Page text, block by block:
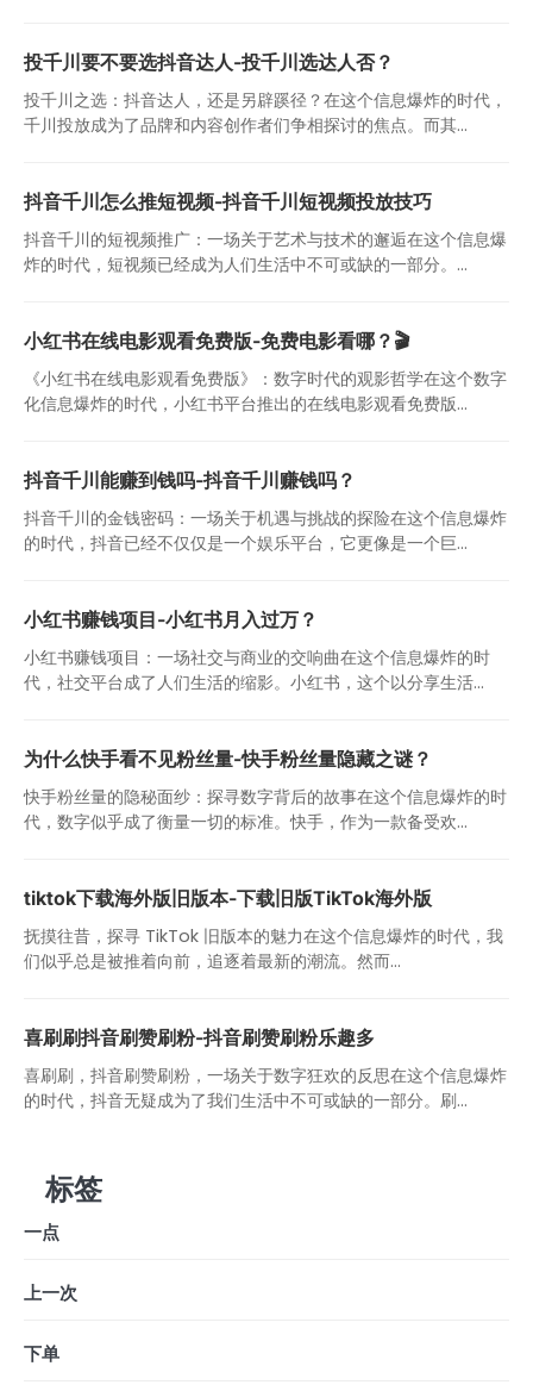
投千川要不要选抖音达人-投千川选达人否？
投千川之选：抖音达人，还是另辟蹊径？在这个信息爆炸的时代，
千川投放成为了品牌和内容创作者们争相探讨的焦点。而其...
抖音千川怎么推短视频-抖音千川短视频投放技巧
抖音千川的短视频推广：一场关于艺术与技术的邂逅在这个信息爆
炸的时代，短视频已经成为人们生活中不可或缺的一部分。...
小红书在线电影观看免费版-免费电影看哪？🎬
《小红书在线电影观看免费版》：数字时代的观影哲学在这个数字
化信息爆炸的时代，小红书平台推出的在线电影观看免费版...
抖音千川能赚到钱吗-抖音千川赚钱吗？
抖音千川的金钱密码：一场关于机遇与挑战的探险在这个信息爆炸
的时代，抖音已经不仅仅是一个娱乐平台，它更像是一个巨...
小红书赚钱项目-小红书月入过万？
小红书赚钱项目：一场社交与商业的交响曲在这个信息爆炸的时
代，社交平台成了人们生活的缩影。小红书，这个以分享生活...
为什么快手看不见粉丝量-快手粉丝量隐藏之谜？
快手粉丝量的隐秘面纱：探寻数字背后的故事在这个信息爆炸的时
代，数字似乎成了衡量一切的标准。快手，作为一款备受欢...
tiktok下载海外版旧版本-下载旧版TikTok海外版
抚摸往昔，探寻 TikTok 旧版本的魅力在这个信息爆炸的时代，我
们似乎总是被推着向前，追逐着最新的潮流。然而...
喜刷刷抖音刷赞刷粉-抖音刷赞刷粉乐趣多
喜刷刷，抖音刷赞刷粉，一场关于数字狂欢的反思在这个信息爆炸
的时代，抖音无疑成为了我们生活中不可或缺的一部分。刷...
标签
一点
上一次
下单